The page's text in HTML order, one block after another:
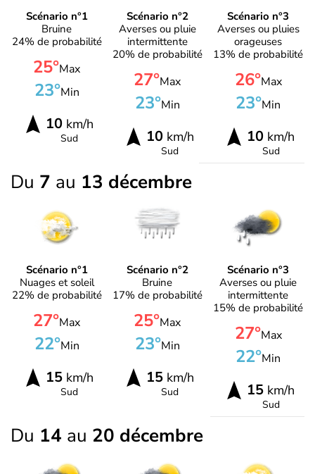
Scénario n°1
Bruine
24% de probabilité
25°Max
23°Min
10km/h
Sud
Scénario n°2
Averses ou pluie
intermittente
20% de probabilité
27°Max
23°Min
10km/h
Sud
Scénario n°3
Averses ou pluies
orageuses
13% de probabilité
26°Max
23°Min
10 km/h
Sud
Du 7 au 13 décembre
Scénario n°1
Nuages et soleil
22% de probabilité
27°Max
22°Min
15km/h
Sud
Scénario n°2
Bruine
17% de probabilité
25°Max
23°Min
15km/h
Sud
Scénario n°3
Averses ou pluie
intermittente
15% de probabilité
27°Max
22°Min
15 km/h
Sud
Du 14 au 20 décembre